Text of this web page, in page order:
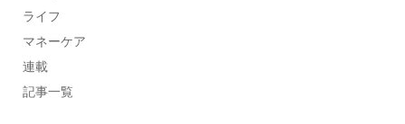
ライフ
マネーケア
連載
記事一覧